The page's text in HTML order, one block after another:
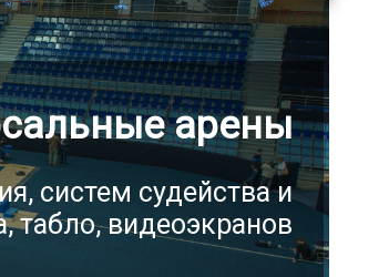
арены
систем судейства и
табло, видеоэкранов